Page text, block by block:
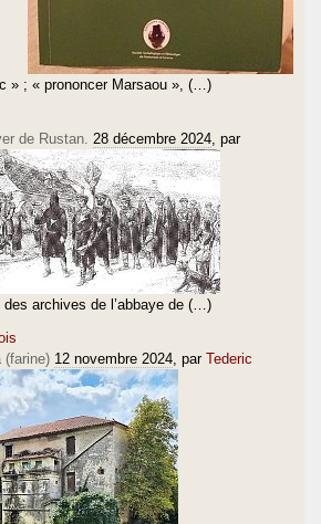
» ; « prononcer Marsaou », (…)
de Rustan. 28 décembre 2024 , par
archives de l’abbaye de (…)
(farine) 12 novembre 2024 , par Tederic